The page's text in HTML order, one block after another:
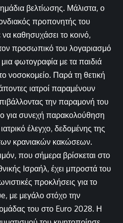
βελτίωσης. Μάλιστα, ο
προπονητής του
καθησυχάσει το κοινό,
προσωπικό του λογαριασμό
φωτογραφία με τα παιδιά
νοσοκομείο. Παρά τη θετική
ιατροί παραμένουν
την παραμονή του
για συνεχή παρακολούθηση
έλεγχο, δεδομένης της
κρανιακών κακώσεων.
που σήμερα βρίσκεται στο
Ισραήλ, έχει μπροστά του
προκλήσεις για το
με μεγάλο στόχο την
του στο Euro 2028. Η